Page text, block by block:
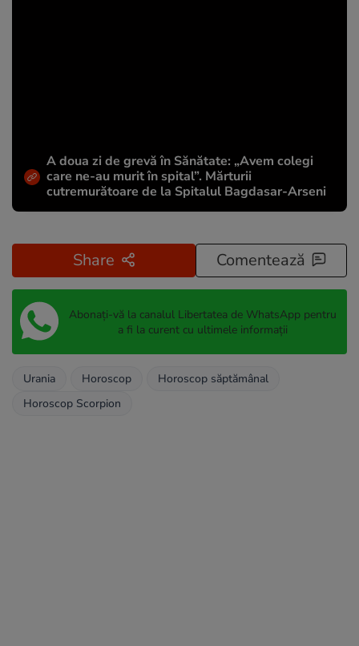
A doua zi de grevă în Sănătate: „Avem colegi
care ne-au murit în spital”. Mărturii
cutremurătoare de la Spitalul Bagdasar-Arseni
Share Comentează
Abonați-vă la canalul Libertatea de WhatsApp pentru
a fi la curent cu ultimele informații
Urania Horoscop
Horoscop săptămânal
Horoscop Scorpion